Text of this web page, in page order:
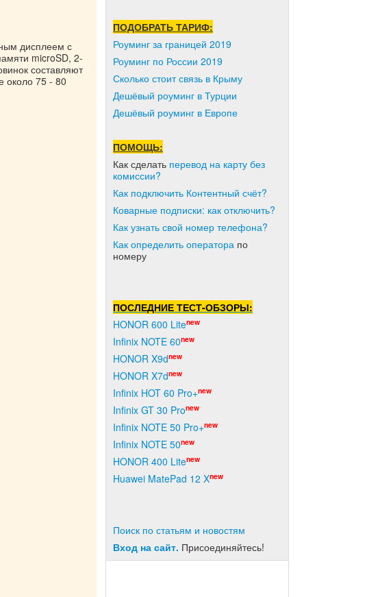
дисплеем с
microSD, 2-
составляют
около 75 - 80
ПОДОБРАТЬ ТАРИФ:
Роуминг за границей 2019
Роуминг по России 2019
Сколько стоит связь в Крыму
Дешёвый роуминг в Турции
Дешёвый роуминг в Европе
ПОМОЩЬ:
Как сделать перевод на карту без
комиссии?
Как подключить Контентный счёт?
Коварные подписки: как отключить?
Как узнать свой номер телефона?
Как определить оператора по
номеру
ПОСЛЕДНИЕ ТЕСТ-ОБЗОРЫ:
HONOR 600 Litenew
Infinix NOTE 60new
HONOR X9dnew
HONOR X7dnew
Infinix HOT 60 Pro+new
Infinix GT 30 Pronew
Infinix NOTE 50 Pro+new
Infinix NOTE 50new
HONOR 400 Litenew
Huawei MatePad 12 Xnew
Поиск по статьям и новостям
Вход на сайт. Присоединяйтесь!